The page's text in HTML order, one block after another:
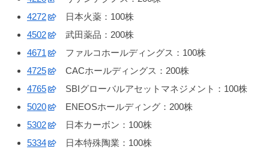
4272
日本火薬：100株
4502
武田薬品：200株
4671
ファルコホールディングス：100株
4725
CACホールディングス：200株
4765
SBIグローバルアセットマネジメント：100株
5020
ENEOSホールディング：200株
5302
日本カーボン：100株
5334
日本特殊陶業：100株